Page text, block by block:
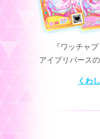
『ワッチャ
アイプリバース
くわ